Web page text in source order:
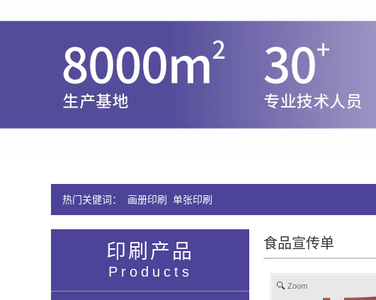
热门关健词： 画册印刷 单张印刷
食品宣传单
Zoom
印刷产品
Products